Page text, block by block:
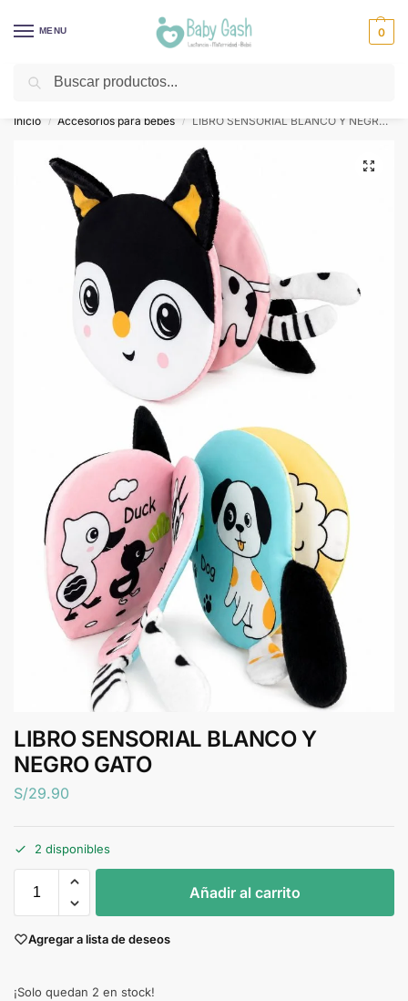
MENU 0
¡Descuentos todos los días! ⚡ Baby Gash
Inicio / Accesorios para bebes / LIBRO SENSORIAL BLANCO Y NEGRO GATO
LIBRO SENSORIAL BLANCO Y
NEGRO GATO
S/29.90
2 disponibles
Añadir al carrito
Agregar a lista de deseos
¡Solo quedan 2 en stock!